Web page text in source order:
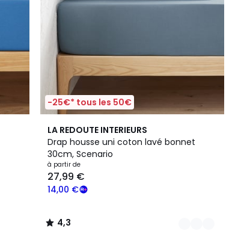
-25€* tous les 50€
LA REDOUTE INTERIEURS
Drap housse uni coton lavé bonnet
30cm, Scenario
à partir de
14,00 €
27,99 €
4,3
/ 5
2
Couleurs
4,3
/